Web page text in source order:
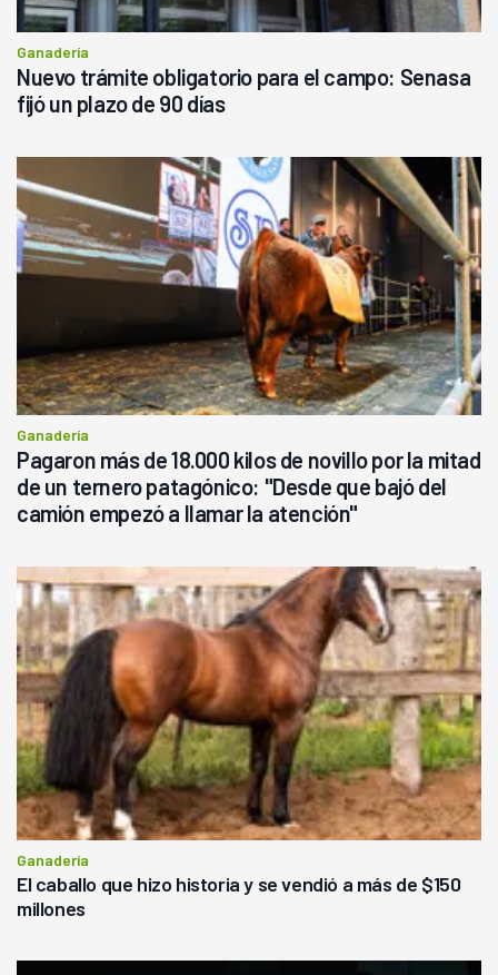
Ganadería
Nuevo trámite obligatorio para el campo: Senasa
fijó un plazo de 90 días
Ganadería
Pagaron más de 18.000 kilos de novillo por la mitad
de un ternero patagónico: "Desde que bajó del
camión empezó a llamar la atención"
Ganadería
El caballo que hizo historia y se vendió a más de $150
millones